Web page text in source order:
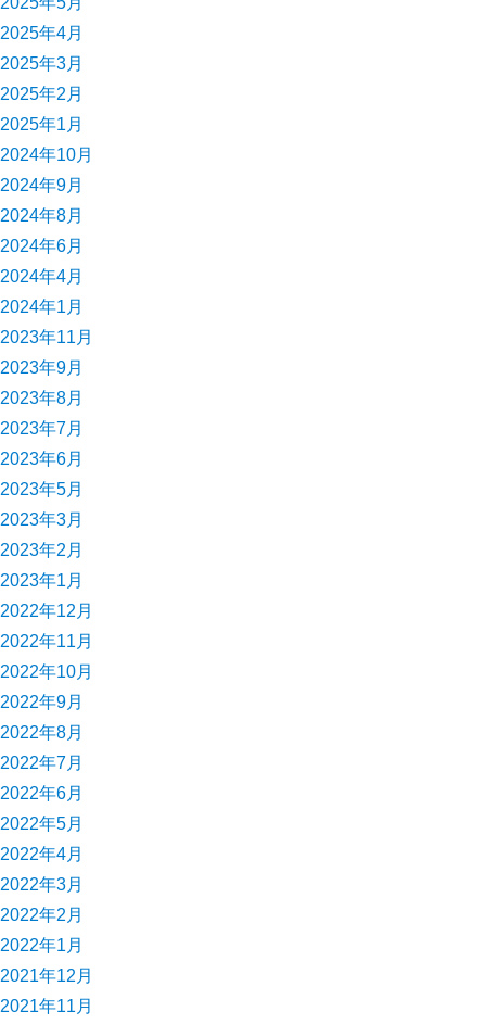
2025年4月
2025年3月
2025年2月
2025年1月
2024年10月
2024年9月
2024年8月
2024年6月
2024年4月
2024年1月
2023年11月
2023年9月
2023年8月
2023年7月
2023年6月
2023年5月
2023年3月
2023年2月
2023年1月
2022年12月
2022年11月
2022年10月
2022年9月
2022年8月
2022年7月
2022年6月
2022年5月
2022年4月
2022年3月
2022年2月
2022年1月
2021年12月
2021年11月